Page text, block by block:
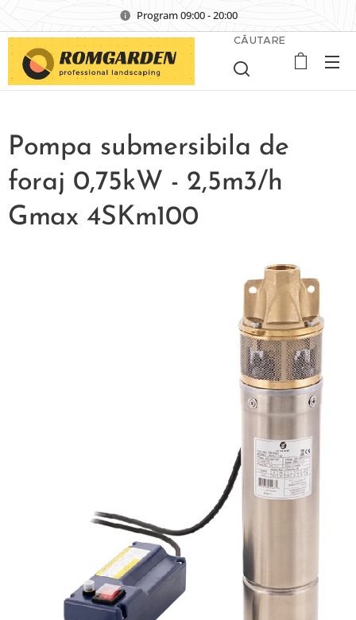
Program 09:00 - 20:00
CĂUTARE
Pompa submersibila de
foraj 0,75kW - 2,5m3/h
Gmax 4SKm100